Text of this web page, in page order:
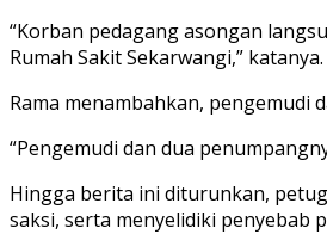
“Korban pedagang asongan
Rumah Sakit Sekarwangi,” katanya.
Rama menambahkan, pengemudi
“Pengemudi dan dua
Hingga berita ini diturunkan,
saksi, serta menyelidiki penyebab